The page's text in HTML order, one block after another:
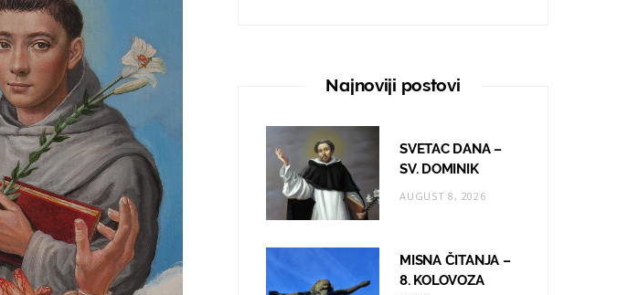
k
t
r
a
T
e
Najnoviji postovi
SVETAC DANA –
SV. DOMINIK
AUGUST 8, 2026
MISNA ČITANJA –
8. KOLOVOZA